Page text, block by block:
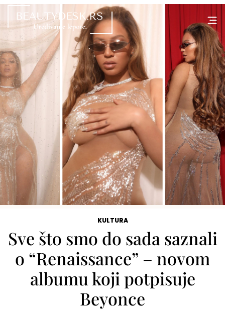
KULTURA
Sve što smo do sada saznali
o “Renaissance” – novom
albumu koji potpisuje
Beyonce